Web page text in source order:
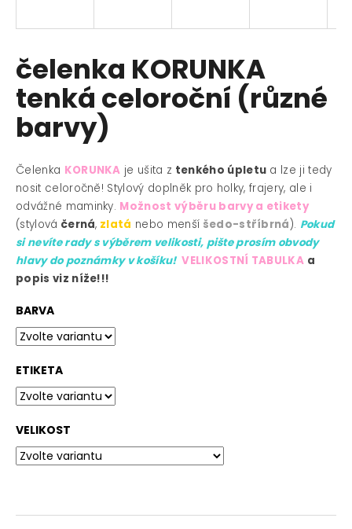
čelenka KORUNKA
tenká celoroční (různé
barvy)
Čelenka KORUNKA je ušita z tenkého úpletu a lze ji tedy
nosit celoročně! Stylový doplněk pro holky, frajery, ale i
odvážné maminky. Možnost výběru barvy a etikety
(stylová černá, zlatá nebo menší šedo-stříbrná). Pokud
si nevíte rady s výběrem velikosti, pište prosím obvody
hlavy do poznámky v košíku!VELIKOSTNÍ TABULKA a
popis viz níže!!!
BARVA
ETIKETA
VELIKOST
í
t
?
HLEDAT
D
o
p
o
r
u
u
j
e
m
e
LEHKÁ